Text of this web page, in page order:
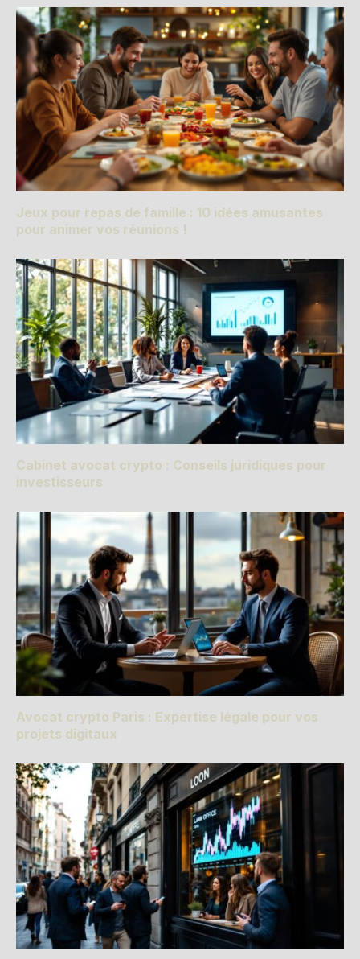
Jeux pour repas de famille : 10 idées amusantes
pour animer vos réunions !
Cabinet avocat crypto : Conseils juridiques pour
investisseurs
Avocat crypto Paris : Expertise légale pour vos
projets digitaux